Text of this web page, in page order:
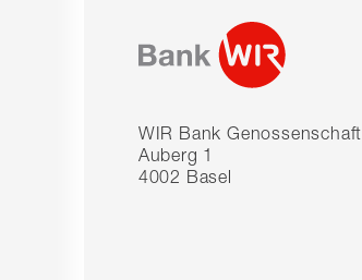
WIR Bank Genossenschaft
Auberg 1
4002 Basel